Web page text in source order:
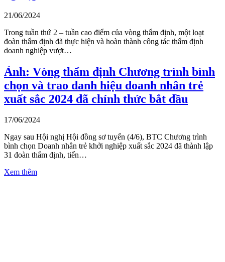
21/06/2024
Trong tuần thứ 2 – tuần cao điểm của vòng thẩm định, một loạt
đoàn thẩm định đã thực hiện và hoàn thành công tác thẩm định
doanh nghiệp vượt…
Ảnh: Vòng thẩm định Chương trình bình
chọn và trao danh hiệu doanh nhân trẻ
xuất sắc 2024 đã chính thức bắt đầu
17/06/2024
Ngay sau Hội nghị Hội đồng sơ tuyển (4/6), BTC Chương trình
bình chọn Doanh nhân trẻ khởi nghiệp xuất sắc 2024 đã thành lập
31 đoàn thẩm định, tiến…
Xem thêm